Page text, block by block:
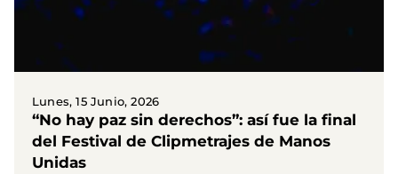
Lunes, 15 Junio, 2026
“No hay paz sin derechos”: así fue la final
del Festival de Clipmetrajes de Manos
Unidas